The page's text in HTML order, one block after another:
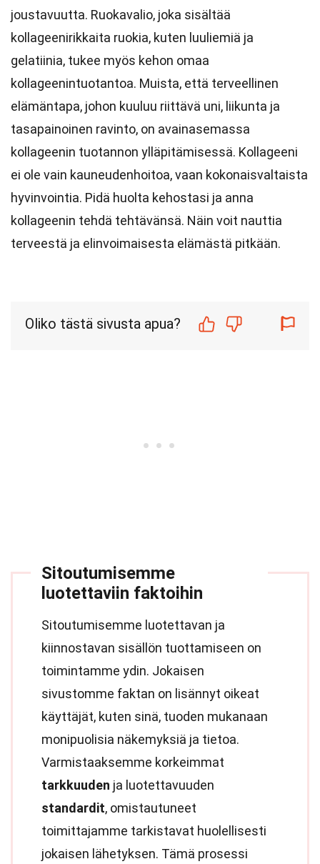
joustavuutta. Ruokavalio, joka sisältää
kollageenirikkaita ruokia, kuten luuliemiä ja
gelatiinia, tukee myös kehon omaa
kollageenintuotantoa. Muista, että terveellinen
elämäntapa, johon kuuluu riittävä uni, liikunta ja
tasapainoinen ravinto, on avainasemassa
kollageenin tuotannon ylläpitämisessä. Kollageeni
ei ole vain kauneudenhoitoa, vaan kokonaisvaltaista
hyvinvointia. Pidä huolta kehostasi ja anna
kollageenin tehdä tehtävänsä. Näin voit nauttia
terveestä ja elinvoimaisesta elämästä pitkään.
Oliko tästä sivusta apua?
Sitoutumisemme
luotettaviin faktoihin
Sitoutumisemme luotettavan ja
kiinnostavan sisällön tuottamiseen on
toimintamme ydin. Jokaisen
sivustomme faktan on lisännyt oikeat
käyttäjät, kuten sinä, tuoden mukanaan
monipuolisia näkemyksiä ja tietoa.
Varmistaaksemme korkeimmat
tarkkuuden ja luotettavuuden
standardit, omistautuneet
toimittajamme tarkistavat huolellisesti
jokaisen lähetyksen. Tämä prosessi